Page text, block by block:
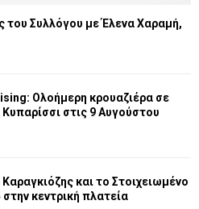
του Συλλόγου με Έλενα Χαραμή,
Ολοήμερη κρουαζιέρα σε
στις 9 Αυγούστου
και το Στοιχειωμένο
κεντρική πλατεία